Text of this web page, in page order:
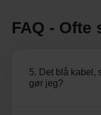
FAQ -
5. Det blå kabel,
gør jeg?